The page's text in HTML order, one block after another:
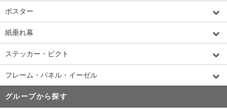
ポスター
紙垂れ幕
ステッカー・ピクト
フレーム・パネル・イーゼル
グループから探す